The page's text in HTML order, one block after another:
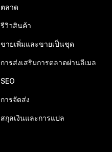
ตลาด
รีวิวสินค้า
ขายเพิ่มและขายเป็นชุด
การส่งเสริมการตลาดผ่านอีเมล
SEO
การจัดส่ง
สกุลเงินและการแปล